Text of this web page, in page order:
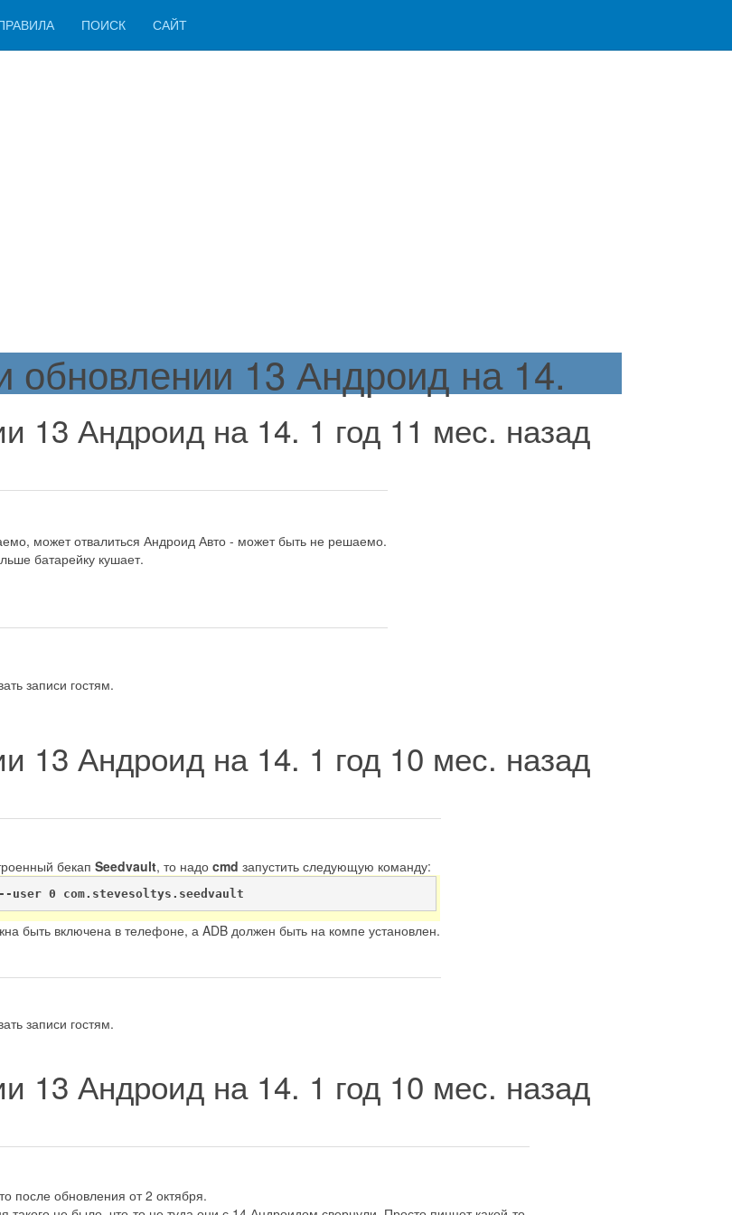
ПОИСК САЙТ
13 Андроид на 14.
13 Андроид на 14. 1 год 11 мес. назад
может отвалиться Андроид Авто - может быть не решаемо.
батарейку кушает.
записи гостям.
13 Андроид на 14. 1 год 10 мес. назад
бекап Seedvault, то надо cmd запустить следующую команду:
0 com.stevesoltys.seedvault
быть включена в телефоне, а ADB должен быть на компе установлен.
записи гостям.
13 Андроид на 14. 1 год 10 мес. назад
после обновления от 2 октября.